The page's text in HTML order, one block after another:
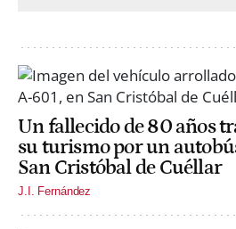
Un fallecido de 80 años
su turismo por un
San Cristóbal de Cuéllar
J.I. Fernández